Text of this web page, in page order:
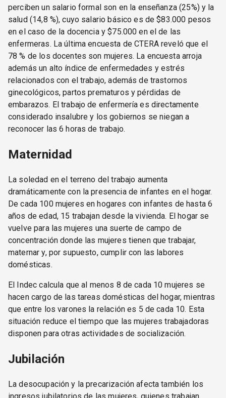
perciben un salario formal son en la enseñanza (25%) y la
salud (14,8 %), cuyo salario básico es de $83.000 pesos
en el caso de la docencia y $75.000 en el de las
enfermeras. La última encuesta de CTERA reveló que el
78 % de los docentes son mujeres. La encuesta arroja
además un alto índice de enfermedades y estrés
relacionados con el trabajo, además de trastornos
ginecológicos, partos prematuros y pérdidas de
embarazos. El trabajo de enfermería es directamente
considerado insalubre y los gobiernos se niegan a
reconocer las 6 horas de trabajo.
Maternidad
La soledad en el terreno del trabajo aumenta
dramáticamente con la presencia de infantes en el hogar.
De cada 100 mujeres en hogares con infantes de hasta 6
años de edad, 15 trabajan desde la vivienda. El hogar se
vuelve para las mujeres una suerte de campo de
concentración donde las mujeres tienen que trabajar,
maternar y, por supuesto, cumplir con las labores
domésticas.
El Indec calcula que al menos 8 de cada 10 mujeres se
hacen cargo de las tareas domésticas del hogar, mientras
que entre los varones la relación es 5 de cada 10. Esta
situación reduce el tiempo que las mujeres trabajadoras
disponen para otras actividades de socialización.
Jubilación
La desocupación y la precarización afecta también los